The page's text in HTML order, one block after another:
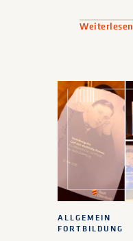
Weiterlesen
ALLGEMEIN
FORTBILDUNG